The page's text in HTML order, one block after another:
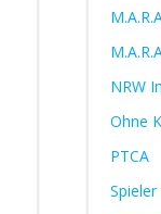
NRW
Ohne
PTCA